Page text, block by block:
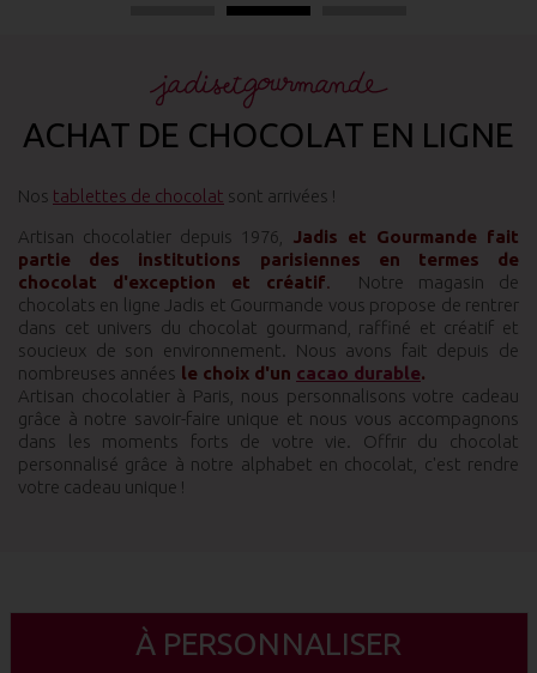
ACHAT DE CHOCOLAT EN LIGNE
Nos tablettes de chocolat sont arrivées !
Artisan chocolatier depuis 1976, Jadis et Gourmande fait
partie des institutions parisiennes en termes de
chocolat d'exception et créatif.
Notre magasin de
chocolats en ligne Jadis et Gourmande vous propose de rentrer
dans cet univers du chocolat gourmand, raffiné et créatif et
soucieux de son environnement. Nous avons fait depuis de
nombreuses années le choix d'un cacao durable.
Artisan chocolatier à Paris, nous personnalisons votre cadeau
grâce à notre savoir-faire unique et nous vous accompagnons
dans les moments forts de votre vie. Offrir du chocolat
personnalisé grâce à notre alphabet en chocolat, c'est rendre
votre cadeau unique !
À PERSONNALISER